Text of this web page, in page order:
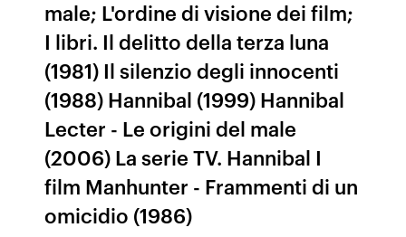
male; L'ordine di visione dei film;
I libri. Il delitto della terza luna
(1981) Il silenzio degli innocenti
(1988) Hannibal (1999) Hannibal
Lecter - Le origini del male
(2006) La serie TV. Hannibal I
film Manhunter - Frammenti di un
omicidio (1986)